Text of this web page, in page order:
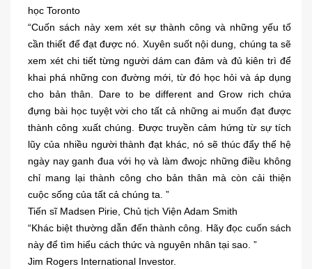
học Toronto
“Cuốn sách này xem xét sự thành công và những yếu tố
cần thiết để đạt được nó. Xuyên suốt nội dung, chúng ta sẽ
xem xét chi tiết từng người dám can đảm và đủ kiên trì để
khai phá những con đường mới, từ đó học hỏi và áp dụng
cho bản thân. Dare to be different and Grow rich chứa
đựng bài học tuyệt vời cho tất cả những ai muốn đạt được
thành công xuất chúng. Được truyền cảm hứng từ sự tích
lũy của nhiều người thành đạt khác, nó sẽ thúc đẩy thế hệ
ngày nay ganh đua với họ và làm đwojc những điều không
chỉ mang lại thành công cho bản thân mà còn cải thiện
cuộc sống của tất cả chúng ta. ”
Tiến sĩ Madsen Pirie, Chủ tịch Viện Adam Smith
“Khác biệt thường dẫn đến thành công. Hãy đọc cuốn sách
này để tìm hiểu cách thức và nguyên nhân tại sao. ”
Jim Rogers International Investor.